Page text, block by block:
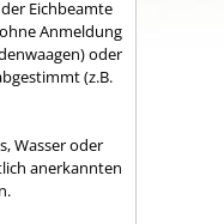
Eichbeamte
Anmeldung
oder
(z.B.
Wasser oder
anerkannten